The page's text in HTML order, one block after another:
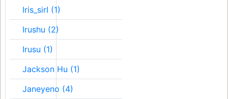
Iris_sirI (1)
Irushu (2)
Irusu (1)
Jackson Hu (1)
Janeyeno (4)